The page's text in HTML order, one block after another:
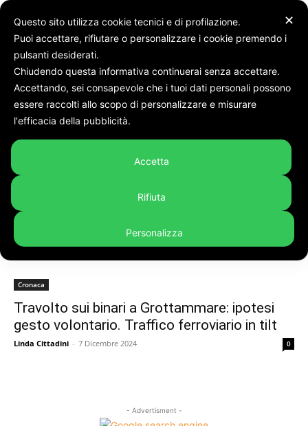
Ferrovie
Tag:ferrovie
Cronaca
Travolto sui binari a Grottammare: ipotesi
gesto volontario. Traffico ferroviario in tilt
Linda Cittadini - 7 Dicembre 2024 0
- Advertisment -
✕
Questo sito utilizza cookie tecnici e di profilazione.
Puoi accettare, rifiutare o personalizzare i cookie premendo i
pulsanti desiderati.
Chiudendo questa informativa continuerai senza accettare.
Accettando, sei consapevole che i tuoi dati personali possono
essere raccolti allo scopo di personalizzare e misurare
l'efficacia della pubblicità.
Accetta
Rifiuta
Personalizza